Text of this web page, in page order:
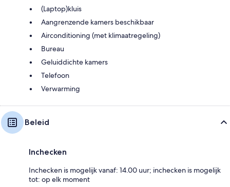
(Laptop)kluis
Aangrenzende kamers beschikbaar
Airconditioning (met klimaatregeling)
Bureau
Geluiddichte kamers
Telefoon
Verwarming
Beleid
Inchecken
Inchecken is mogelijk vanaf: 14.00 uur; inchecken is mogelijk
tot: op elk moment